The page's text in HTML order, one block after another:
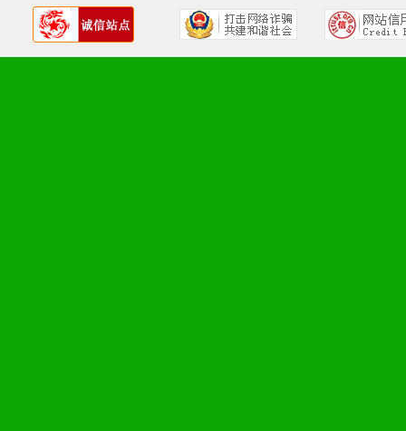
5、返利奖励支持：累计进
6、售后服务支持：营销全